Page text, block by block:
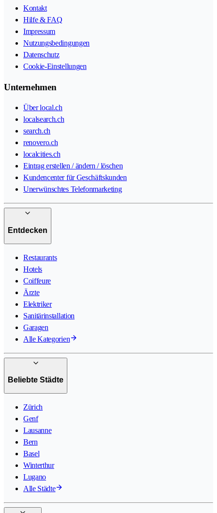
Kontakt
Hilfe & FAQ
Impressum
Nutzungsbedingungen
Datenschutz
Cookie-Einstellungen
Unternehmen
Über local.ch
localsearch.ch
search.ch
renovero.ch
localcities.ch
Eintrag erstellen / ändern / löschen
Kundencenter für Geschäftskunden
Unerwünschtes Telefonmarketing
Entdecken
Restaurants
Hotels
Coiffeure
Ärzte
Elektriker
Sanitärinstallation
Garagen
Alle Kategorien
Beliebte Städte
Zürich
Genf
Lausanne
Bern
Basel
Winterthur
Lugano
Alle Städte